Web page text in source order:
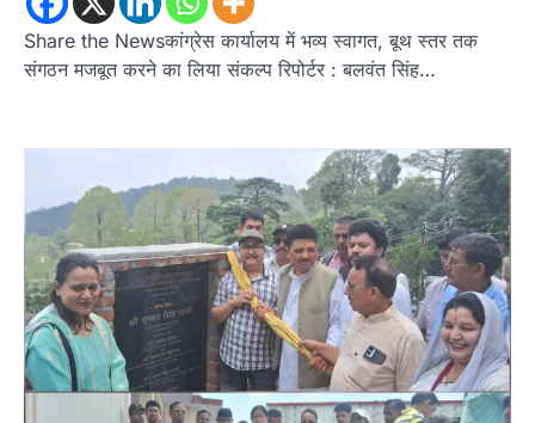
Share the Newsकांग्रेस कार्यालय में भव्य स्वागत, बूथ स्तर तक
संगठन मजबूत करने का लिया संकल्प रिपोर्टर : बलवंत सिंह…
2
संविधान और भ्रष्टाचार तक भाजपा को घेरा
Admin August 8, 2026
हल्द्वानी में आयोजित विजय शंखनाद रैली को संबोधित करते
हुए कांग्रेस के राष्ट्रीय अध्यक्ष मल्लिकार्जुन…
उत्तराखण्ड कुमाऊं ख़बरें नैनीताल
खड़गे की रैली से पहले हल्द्वानी में सियासी
घमासान, एसएसपी कार्यालय में धरने पर बैठे
कांग्रेस नेता
Admin August 8, 2026